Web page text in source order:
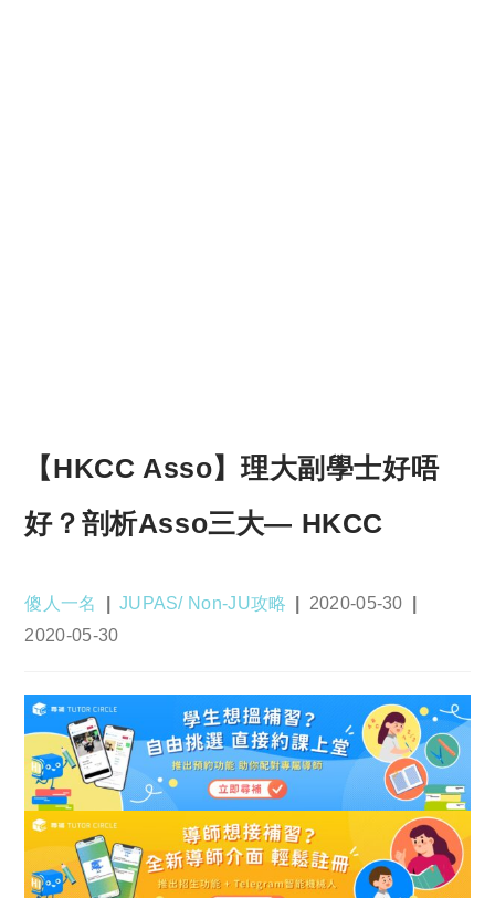
【HKCC Asso】理大副學士好唔
好？剖析Asso三大— HKCC
Post
author:
傻人一名
Post
JUPAS/ Non-JU攻略
Post
2020-05-30
Post
2020-05-30